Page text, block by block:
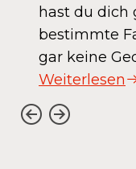
hast du dich
bestimmte
gar keine
Weiterlesen